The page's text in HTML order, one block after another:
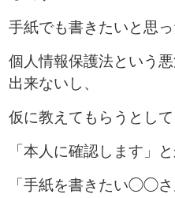
手紙でも書きたいと思
個人情報保護法という
出来ないし、
仮に教えてもらうとして
「本人に確認します」と
「手紙を書きたい◯◯